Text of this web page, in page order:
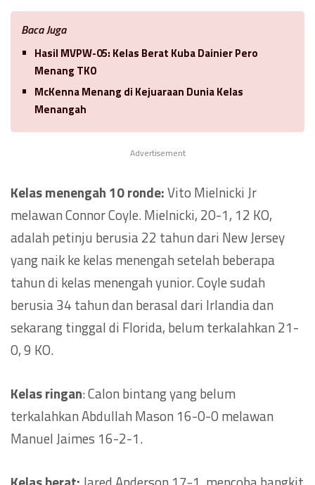
Baca Juga
Hasil MVPW-05: Kelas Berat Kuba Dainier Pero
Menang TKO
McKenna Menang di Kejuaraan Dunia Kelas
Menangah
Advertisement
Kelas menengah 10 ronde:Vito Mielnicki Jr
melawan Connor Coyle. Mielnicki, 20-1, 12 KO,
adalah petinju berusia 22 tahun dari New Jersey
yang naik ke kelas menengah setelah beberapa
tahun di kelas menengah yunior. Coyle sudah
berusia 34 tahun dan berasal dari Irlandia dan
sekarang tinggal di Florida, belum terkalahkan 21-
0, 9 KO.
Kelas ringan: Calon bintang yang belum
terkalahkan Abdullah Mason 16-0-0 melawan
Manuel Jaimes 16-2-1.